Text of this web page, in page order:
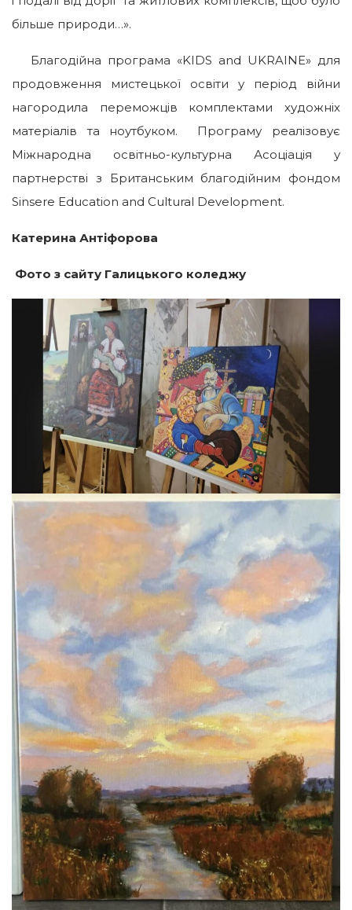
більше природи…».
Благодійна програма «KIDS and UKRAINE» для
продовження мистецької освіти у період війни
нагородила переможців комплектами художніх
матеріалів та ноутбуком. Програму реалізовує
Міжнародна освітньо-культурна Асоціація у
партнерстві з Британським благодійним фондом
Sinsere Eduсation and Cultural Development.
Катерина Антіфорова
Фото з сайту Галицького коледжу